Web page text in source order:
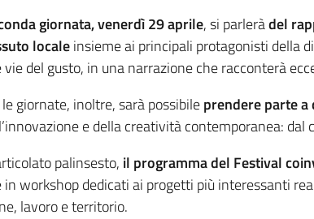
giornata, venerdì 29 aprile, si parleràdel
localeinsieme ai principali protagonisti della
del gusto, in una narrazione che racconterà
giornate, inoltre, sarà possibileprendere parte
e della creatività contemporanea: dal
palinsesto, il programma del Festival
in workshop dedicati ai progetti più interessanti
lavoro e territorio.